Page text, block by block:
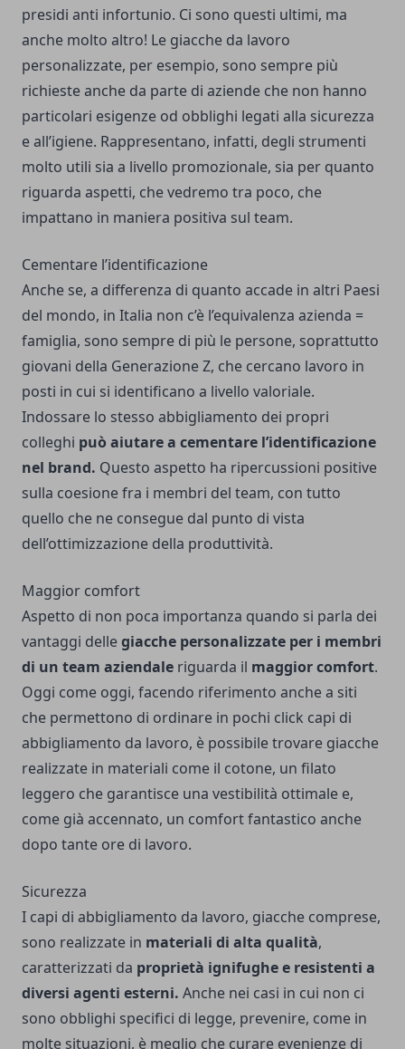
presidi anti infortunio. Ci sono questi ultimi, ma
anche molto altro! Le giacche da lavoro
personalizzate, per esempio, sono sempre più
richieste anche da parte di aziende che non hanno
particolari esigenze od obblighi legati alla sicurezza
e all’igiene. Rappresentano, infatti, degli strumenti
molto utili sia a livello promozionale, sia per quanto
riguarda aspetti, che vedremo tra poco, che
impattano in maniera positiva sul team.
Cementare l’identificazione
Anche se, a differenza di quanto accade in altri Paesi
del mondo, in Italia non c’è l’equivalenza azienda =
famiglia, sono sempre di più le persone, soprattutto
giovani della Generazione Z, che cercano lavoro in
posti in cui si identificano a livello valoriale.
Indossare lo stesso abbigliamento dei propri
colleghi può aiutare a cementare l’identificazione
nel brand. Questo aspetto ha ripercussioni positive
sulla coesione fra i membri del team, con tutto
quello che ne consegue dal punto di vista
dell’ottimizzazione della produttività.
Maggior comfort
Aspetto di non poca importanza quando si parla dei
vantaggi dellegiacche personalizzate per i membri
di un team aziendale riguarda il maggior comfort.
Oggi come oggi, facendo riferimento anche a siti
che permettono di ordinare in pochi click capi di
abbigliamento da lavoro, è possibile trovare giacche
realizzate in materiali come il cotone, un filato
leggero che garantisce una vestibilità ottimale e,
come già accennato, un comfort fantastico anche
dopo tante ore di lavoro.
Sicurezza
I capi di abbigliamento da lavoro, giacche comprese,
sono realizzate in materiali di alta qualità,
caratterizzati da proprietà ignifughe e resistenti a
diversi agenti esterni. Anche nei casi in cui non ci
sono obblighi specifici di legge, prevenire, come in
molte situazioni, è meglio che curare evenienze di